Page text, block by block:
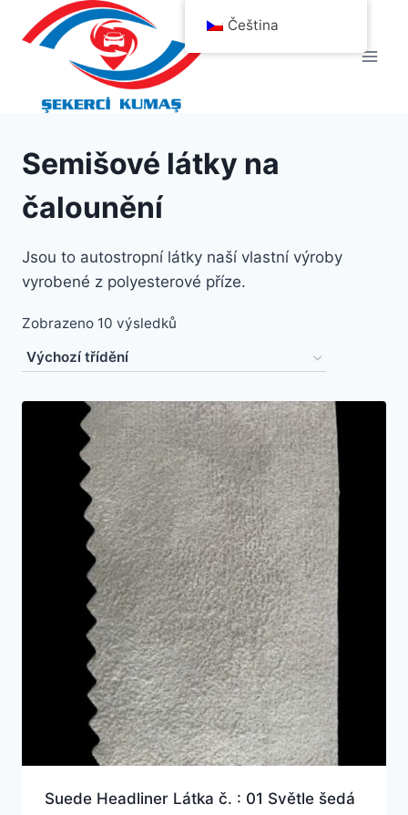
Přeskočit
Semišové látky na
čalounění
Jsou to autostropní látky naší vlastní výroby
vyrobené z polyesterové příze.
Zobrazeno 10 výsledků
Suede Headliner Látka č. : 01 Světle šedá
Čeština